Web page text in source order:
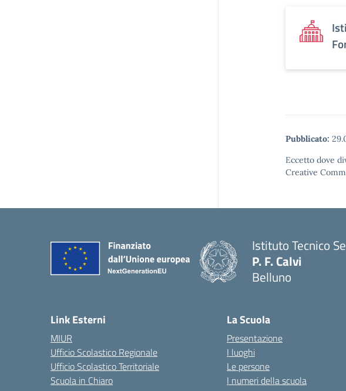
Pubblicato:
Eccetto dove
Creative
Istituto Tecnico
P. F. Calvi
Belluno
Link Esterni
MIUR
Ufficio Scolastico Regionale
Ufficio Scolastico Territoriale
Scuola in Chiaro
La Scuola
Presentazione
I luoghi
Le persone
I numeri della scuola